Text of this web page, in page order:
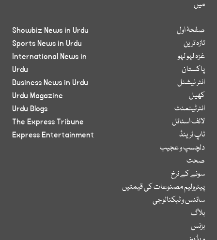
میں
صفحۂ اول
تازہ ترین
غزہ لہو لہو
پاکستان
انٹر نیشنل
کھیل
انٹرٹینمنٹ
لائف اسٹائل
ٹاپ ٹرینڈ
دلچسپ و عجیب
صحت
سونے کے نرخ
پیٹرولیم مصنوعات کی قیمتیں
سائنس و ٹیکنالوجی
بلاگ
بزنس
Showbiz News in Urdu
Sports News in Urdu
International News in
Urdu
Business News in Urdu
Urdu Magazine
Urdu Blogs
The Express Tribune
Express Entertainment